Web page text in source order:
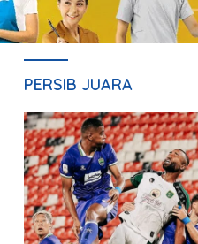
PERSIB JUARA